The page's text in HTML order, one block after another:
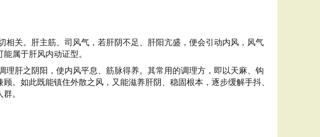
关。肝主筋、司风气，若肝阴不足、肝阳亢盛，便会引动内风，风气
属于肝风内动证型。
肝之阴阳，使内风平息、筋脉得养。其常用的调理方，即以天麻、钩
。如此既能镇住外散之风，又能滋养肝阴、稳固根本，逐步缓解手抖、
。